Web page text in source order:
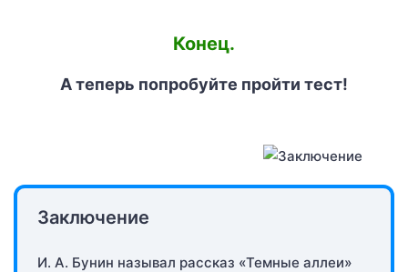
Конец.
А теперь попробуйте пройти тест!
Заключение
И. А. Бунин называл рассказ «Темные аллеи»